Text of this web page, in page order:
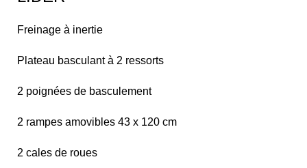
Freinage à inertie
Plateau basculant à 2 ressorts
2 poignées de basculement
2 rampes amovibles 43 x 120 cm
2 cales de roues